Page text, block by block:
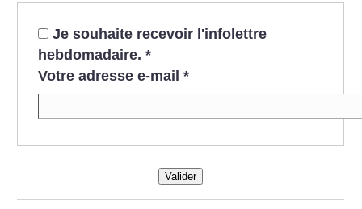
Je souhaite recevoir l'infolettre
hebdomadaire. *
Votre adresse e-mail *
Valider